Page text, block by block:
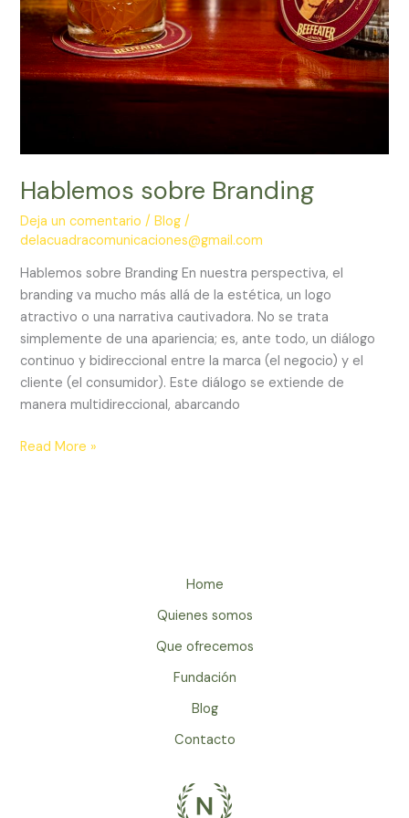
Hablemos sobre Branding
Deja un comentario /Blog /
delacuadracomunicaciones@gmail.com
Hablemos sobre Branding En nuestra perspectiva, el
branding va mucho más allá de la estética, un logo
atractivo o una narrativa cautivadora. No se trata
simplemente de una apariencia; es, ante todo, un diálogo
continuo y bidireccional entre la marca (el negocio) y el
cliente (el consumidor). Este diálogo se extiende de
manera multidireccional, abarcando
Hablemos
Read More »
Home
Quienes somos
Que ofrecemos
Fundación
Blog
Contacto